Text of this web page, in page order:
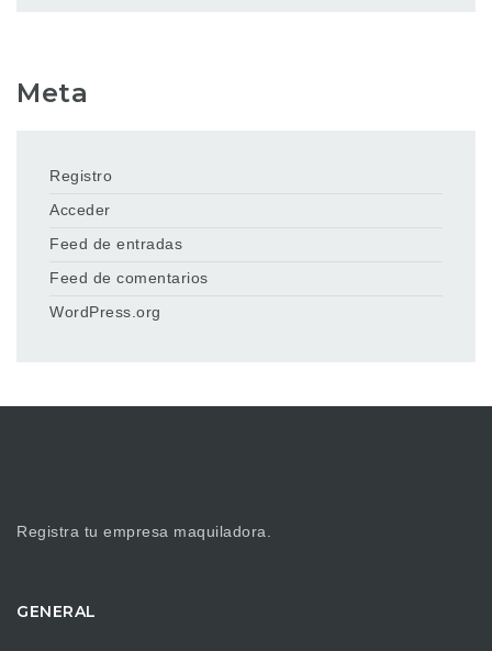
Meta
Registro
Acceder
Feed de entradas
Feed de comentarios
WordPress.org
Registra tu empresa maquiladora.
GENERAL